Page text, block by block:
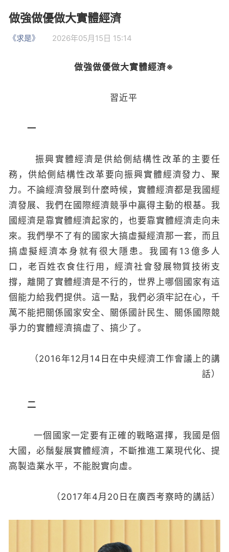
做強做優做大實體經濟
《求是》 2026年05月15日 15:14
做強做優做大實體經濟※
習近平
一
振興實體經濟是供給側結構性改革的主要任
務，供給側結構性改革要向振興實體經濟發力、聚
力。不論經濟發展到什麼時候，實體經濟都是我國經
濟發展、我們在國際經濟競爭中贏得主動的根基。我
國經濟是靠實體經濟起家的，也要靠實體經濟走向未
來。我們學不了有的國家大搞虛擬經濟那一套，而且
搞虛擬經濟本身就有很大隱患。我國有13億多人
口，老百姓衣食住行用，經濟社會發展物質技術支
撐，離開了實體經濟是不行的，世界上哪個國家有這
個能力給我們提供。這一點，我們必須牢記在心，千
萬不能把關係國家安全、關係國計民生、關係國際競
爭力的實體經濟搞虛了、搞少了。
（2016年12月14日在中央經濟工作會議上的講
話）
二
一個國家一定要有正確的戰略選擇，我國是個
大國，必鬚髮展實體經濟，不斷推進工業現代化、提
高製造業水平，不能脫實向虛。
（2017年4月20日在廣西考察時的講話）